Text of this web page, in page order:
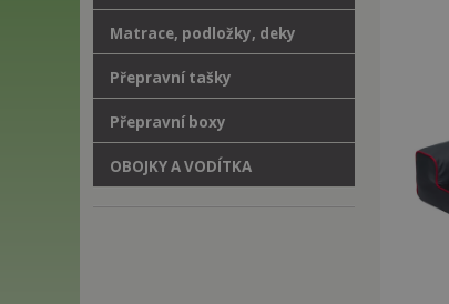
Matrace, podložky, deky
Přepravní tašky
Přepravní boxy
OBOJKY A VODÍTKA